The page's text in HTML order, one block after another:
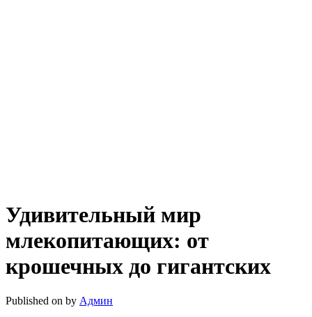
Удивительный мир
млекопитающих: от
крошечных до гигантских
Published on by Админ